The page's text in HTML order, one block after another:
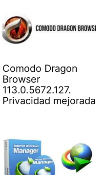
Comodo Dragon
Browser
113.0.5672.127.
Privacidad mejorada